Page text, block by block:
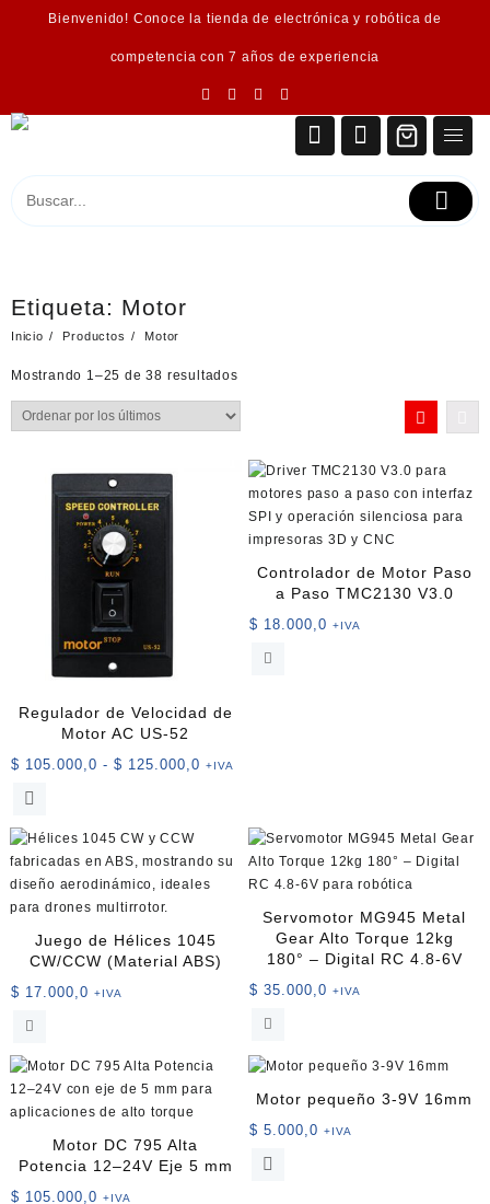
Bienvenido! Conoce la tienda de electrónica y robótica de
competencia con 7 años de experiencia
Etiqueta: Motor
Inicio Productos Motor
Mostrando 1–25 de 38 resultadosOrdenado
por
Regulador de Velocidad de
Motor AC US-52
$ 105.000,0 - $ 125.000,0 Rango
$ 105.000,0
hasta
+IVA
Este
tiene
múltiples
variantes.
Las
elegir
en
página
de
producto
Controlador de Motor Paso
a Paso TMC2130 V3.0
$ 18.000,0 +IVA
Juego de Hélices 1045
CW/CCW (Material ABS)
$ 17.000,0 +IVA
Servomotor MG945 Metal
Gear Alto Torque 12kg
180° – Digital RC 4.8-6V
$ 35.000,0 +IVA
Motor DC 795 Alta
Potencia 12–24V Eje 5 mm
$ 105.000,0 +IVA
Motor pequeño 3-9V 16mm
$ 5.000,0 +IVA
Este